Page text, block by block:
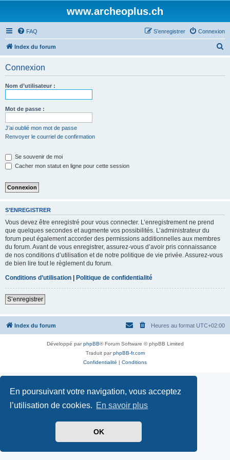
En poursuivant votre navigation, vous acceptez
l’utilisation de cookies. En savoir plus
OK
www.archeoplus.ch
FAQ Connexion
S’enregistrer
Index du forum
Connexion
Nom d’utilisateur :
Mot de passe :
J’ai oublié mon mot de passe
Renvoyer le courriel de confirmation
Se souvenir de moi
Cacher mon statut en ligne pour cette session
S’ENREGISTRER
Vous devez être enregistré pour vous connecter. L’enregistrement ne prend
que quelques secondes et augmente vos possibilités. L’administrateur du
forum peut également accorder des permissions additionnelles aux membres
du forum. Avant de vous enregistrer, assurez-vous d’avoir pris connaissance
de nos conditions d’utilisation et de notre politique de vie privée. Assurez-vous
de bien lire tout le règlement du forum.
Conditions d’utilisation | Politique de confidentialité
S’enregistrer
Index du forum Heures au format UTC+02:00
Développé parphpBB® Forum Software © phpBB Limited
Traduit parphpBB-fr.com
Confidentialité | Conditions